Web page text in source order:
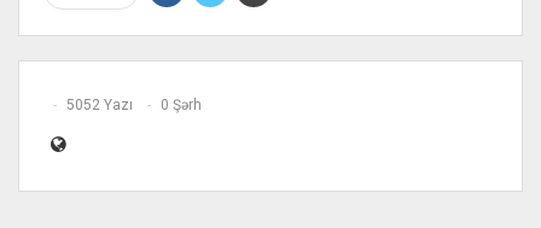
5052 Yazı 0 Şərh